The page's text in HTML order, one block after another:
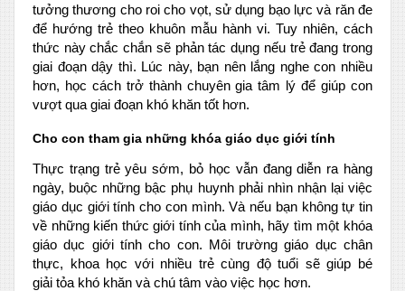
tưởng thương cho roi cho vọt, sử dụng bạo lực và răn đe
để hướng trẻ theo khuôn mẫu hành vi. Tuy nhiên, cách
thức này chắc chắn sẽ phản tác dụng nếu trẻ đang trong
giai đoạn dậy thì. Lúc này, bạn nên lắng nghe con nhiều
hơn, học cách trở thành chuyên gia tâm lý để giúp con
vượt qua giai đoạn khó khăn tốt hơn.
Cho con tham gia những khóa giáo dục giới tính
Thực trạng trẻ yêu sớm, bỏ học vẫn đang diễn ra hàng
ngày, buộc những bậc phụ huynh phải nhìn nhận lại việc
giáo dục giới tính cho con mình. Và nếu bạn không tự tin
về những kiến thức giới tính của mình, hãy tìm một khóa
giáo dục giới tính cho con. Môi trường giáo dục chân
thực, khoa học với nhiều trẻ cùng độ tuổi sẽ giúp bé
giải tỏa khó khăn và chú tâm vào việc học hơn.